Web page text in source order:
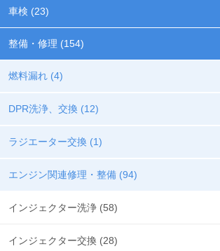
車検 (23)
整備・修理 (154)
燃料漏れ (4)
DPR洗浄、交換 (12)
ラジエーター交換 (1)
エンジン関連修理・整備 (94)
インジェクター洗浄 (58)
インジェクター交換 (28)